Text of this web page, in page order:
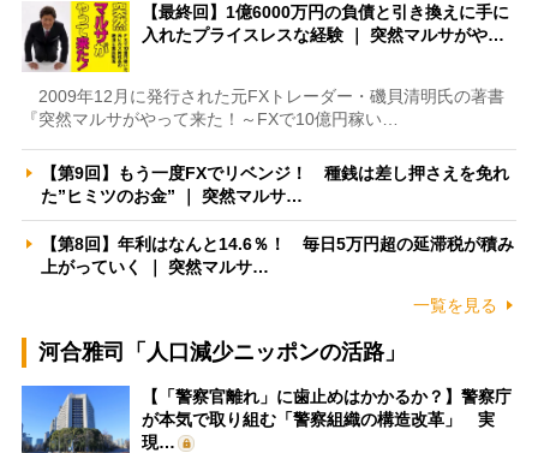
【最終回】1億6000万円の負債と引き換えに手に
入れたプライスレスな経験 ｜ 突然マルサがや…
2009年12月に発行された元FXトレーダー・磯貝清明氏の著書
『突然マルサがやって来た！～FXで10億円稼い…
【第9回】もう一度FXでリベンジ！ 種銭は差し押さえを免れ
た”ヒミツのお金” ｜ 突然マルサ…
【第8回】年利はなんと14.6％！ 毎日5万円超の延滞税が積み
上がっていく ｜ 突然マルサ…
一覧を見る
河合雅司「人口減少ニッポンの活路」
【「警察官離れ」に歯止めはかかるか？】警察庁
が本気で取り組む「警察組織の構造改革」 実
現…